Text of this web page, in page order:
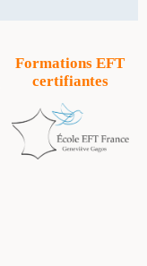
Formations EFT
certifiantes